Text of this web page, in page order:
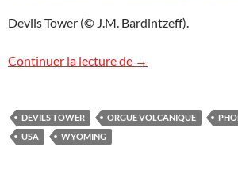
Devils Tower (© J.M. Bardintzeff).
Continuer la lecture de Image de volcan :
→
DEVILS TOWER ORGUE VOLCANIQUE
USA
WYOMING